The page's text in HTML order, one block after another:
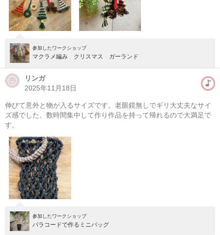
マクラメ編みハンギングプランター(初心者）
東京 （東横線）学芸大学駅から徒歩14分
08/09(日) 11:00-14:00
東京 （東横線）学芸大学駅から徒歩14分
参加したワークショップ
マクラメ編み クリスマス ガーランド
リンガ
2025年11月18日
伸びて意外と物が入るサイズです。老眼鏡無しでギリ大丈夫なサイ
ズ感でした。数時間集中して作り作品を持って帰れるので大満足で
す。
参加したワークショップ
パラコードで作るミニバッグ